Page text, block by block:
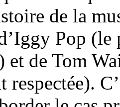
de la
Pop (le
et de Tom
respectée).